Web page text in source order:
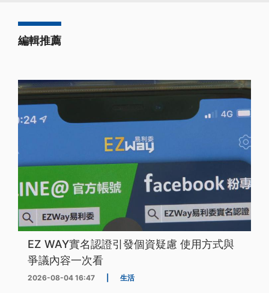
編輯推薦
EZ WAY實名認證引發個資疑慮 使用方式與
爭議內容一次看
2026-08-04 16:47 生活